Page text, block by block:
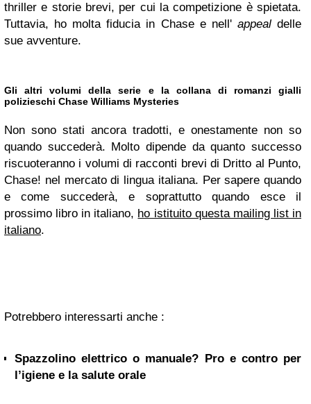
thriller e storie brevi, per cui la competizione è spietata.
Tuttavia, ho molta fiducia in Chase e nell' appealdelle
sue avventure.
Gli altri volumi della serie e la collana di romanzi gialli
polizieschi Chase Williams Mysteries
Non sono stati ancora tradotti, e onestamente non so
quando succederà. Molto dipende da quanto successo
riscuoteranno i volumi di racconti brevi di Dritto al Punto,
Chase! nel mercato di lingua italiana. Per sapere quando
e come succederà, e soprattutto quando esce il
prossimo libro in italiano, ho istituito questa mailing list in
italiano.
Potrebbero interessarti anche :
Spazzolino elettrico o manuale? Pro e contro per
l’igiene e la salute orale